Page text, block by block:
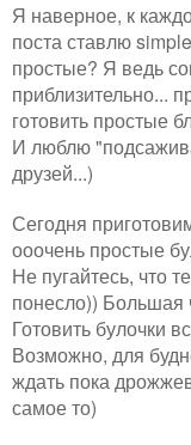
Я наверное, к
поста ставлю
простые? Я ведь
приблизительно...
готовить простые
И люблю
друзей...)
Сегодня
ооочень простые
Не пугайтесь, что
понесло)) Большая
Готовить булочки
Возможно, для
ждать пока
самое то)